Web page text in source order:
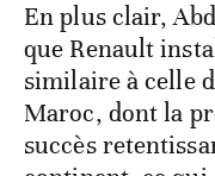
En plus clair,
que Renault
similaire à celle
Maroc, dont la
succès